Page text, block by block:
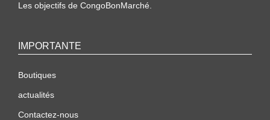
Les objectifs de CongoBonMarché.
IMPORTANTE
Boutiques
actualités
Contactez-nous